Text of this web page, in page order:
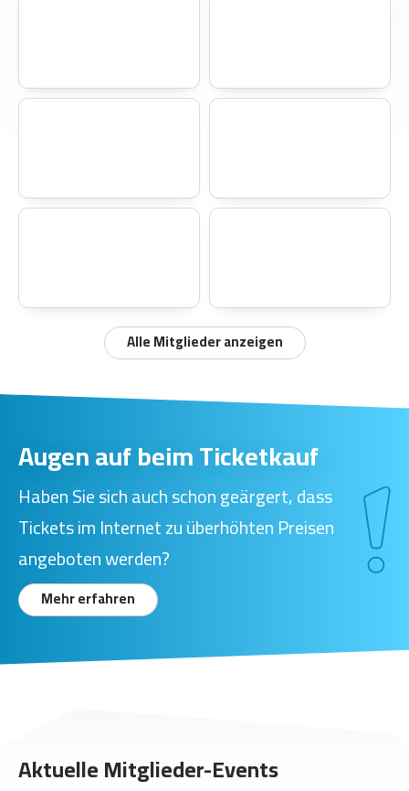
Alle Mitglieder anzeigen
Augen auf beim Ticketkauf
Haben Sie sich auch schon geärgert, dass
Tickets im Internet zu überhöhten Preisen
angeboten werden?
Mehr erfahren
Aktuelle Mitglieder-Events